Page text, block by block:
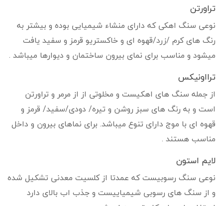
تراورتن
نوعی سنگ اهکی که دارای منشاء شیمیایی بوده و بیشتر به
رنگ های کرم /زرد/قهوه ای و خاکستریو قرمز و سفید یافت
میشود و مناسب برای نمای بیرون ساختمان و دیوارها میباشد .
ترااونیکس
از جمله سنگ های اهکیست و مخلوتی از از مرمر و تراورتن
است و به رنگ های سبز روشن و تیره/ دودی/سفید/ قرمز و
قهوه ای با موج دارای تنوع میباشد. برای نماهای بیرون و داخل
مناسب هستند .
لایم استون
نوعی سنگ رسوبیست که عمدتا از کلسیت معدنی تشکیل شده
و از سنگ های رسوبی شیمیاییست و جذب اب بالای دارد